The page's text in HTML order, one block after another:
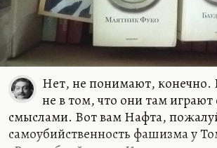
Нет, не понимают, конечно.
не в том, что они там
смыслами. Вот вам Нафта,
самоубийственность фашизма у